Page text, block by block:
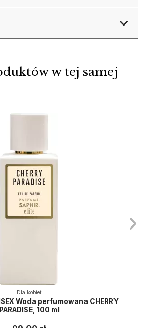
w tej samej
Dla kobiet
Woda perfumowana CHERRY
PARADISE, 100 ml